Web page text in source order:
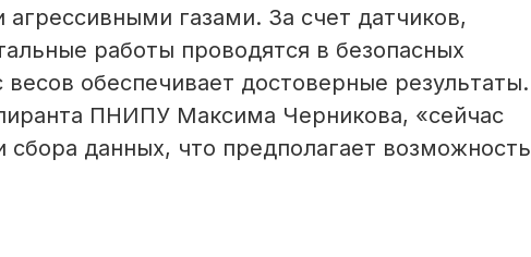
газами. За счет датчиков,
работы проводятся в безопасных
весов обеспечивает достоверные результаты.
ПНИПУ Максима Черникова, «сейчас
сбора данных, что предполагает возможность